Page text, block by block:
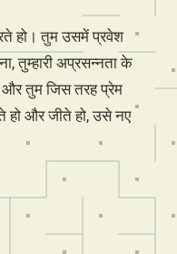
हो। तुम उसमें प्रवेश
तुम्हारी अप्रसन्नता के
और तुम जिस तरह प्रेम
हो और जीते हो, उसे नए